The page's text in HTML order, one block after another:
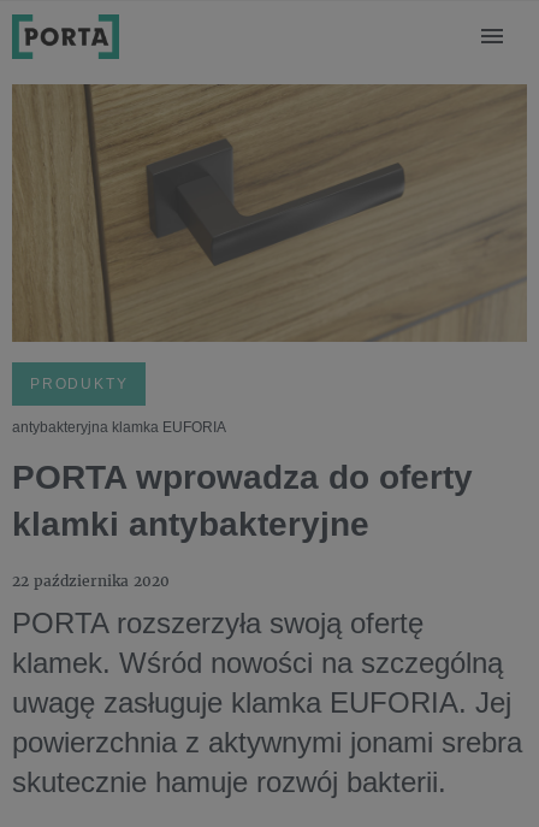
PRODUKTY
antybakteryjna klamka EUFORIA
PORTA wprowadza do oferty
klamki antybakteryjne
22 października 2020
PORTA rozszerzyła swoją ofertę
klamek. Wśród nowości na szczególną
uwagę zasługuje klamka EUFORIA. Jej
powierzchnia z aktywnymi jonami srebra
skutecznie hamuje rozwój bakterii.